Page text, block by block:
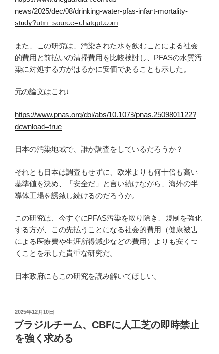
news/2025/dec/08/drinking-water-pfas-infant-mortality-
study?utm_source=chatgpt.com
また、この研究は、汚染された水を飲むことによる社会
的費用と前払いの清掃費用を比較検討し、PFASの水質汚
染に対処する方がはるかに安価であることも示した。
元の論文はこれ↓
https://www.pnas.org/doi/abs/10.1073/pnas.2509801122?
download=true
日本の汚染地域で、誰か調査をしているだろうか？
それとも日本は調査もせずに、欧米よりも何十倍も高い
基準値を決め、「安全だ」と言い続けながら、海外の半
導体工場を誘致し続けるのだろうか。
この研究は、今すぐにPFAS汚染を取り除き、規制を強化
する方が、この先払うことになる社会的費用（健康被害
による医療費や生涯所得減少などの費用）よりも安くつ
くことを示した貴重な研究だ。
日本政府にもこの研究を読み解いてほしい。
投
稿
日:
2025年12月10日
ブラジルチーム、CBFに人工芝の即時禁止
を強く求める